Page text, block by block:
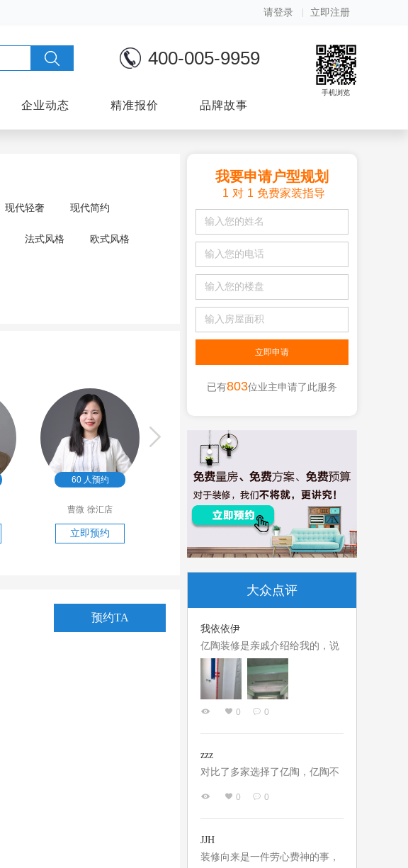
请登录 立即注册
手机浏览
400-005-9959
企业动态 精准报价 品牌故事
现代轻奢 现代简约
法式风格 欧式风格
60 人预约
曹微 徐汇店
立即预约
80 人预约
石朋伦 徐汇店
218 人预约
李广恒 徐汇店
立即预约
预约TA
我要申请户型规划
1 对 1 免费家装指导
已有803位业主申请了此服务
大众点评
我依依伊
亿陶装修是亲戚介绍给我的，说
设计师水平好，施工途中全程负
责。合同签好开始施工，现场负
责的吴队认真负责，设计师方老
师基本全程都参与，亲自跑工
地，所有需要交接的地方必沟通
全可以不用自己费心费力的去盯
0 0
zzz
对比了多家选择了亿陶，亿陶不
闭口合同，固定公司，而是设计
师张晓娟老师真的非常符合我们
0 0
JJH
装修向来是一件劳心费神的事，